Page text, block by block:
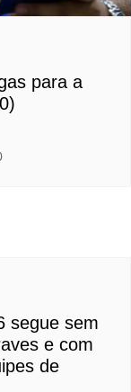
para a
segue sem
e com
de